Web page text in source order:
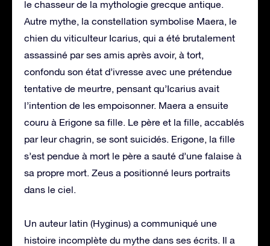
le chasseur de la mythologie grecque antique.
Autre mythe, la constellation symbolise Maera, le
chien du viticulteur Icarius, qui a été brutalement
assassiné par ses amis après avoir, à tort,
confondu son état d’ivresse avec une prétendue
tentative de meurtre, pensant qu’Icarius avait
l’intention de les empoisonner. Maera a ensuite
couru à Erigone sa fille. Le père et la fille, accablés
par leur chagrin, se sont suicidés. Erigone, la fille
s’est pendue à mort le père a sauté d’une falaise à
sa propre mort. Zeus a positionné leurs portraits
dans le ciel.
Un auteur latin (Hyginus) a communiqué une
histoire incomplète du mythe dans ses écrits. Il a